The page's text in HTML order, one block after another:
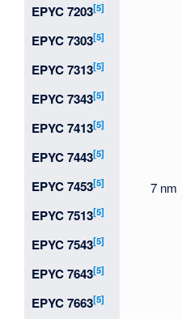
7 nm
EPYC 7203[5]
EPYC 7303[5]
EPYC 7313[5]
EPYC 7343[5]
EPYC 7413[5]
EPYC 7443[5]
EPYC 7453[5]
EPYC 7513[5]
EPYC 7543[5]
EPYC 7643[5]
EPYC 7663[5]